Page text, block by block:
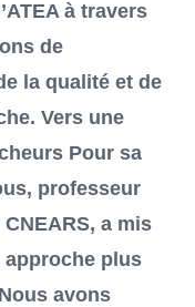
à travers
de
la qualité et de
Vers une
Pour sa
professeur
a mis
approche plus
avons